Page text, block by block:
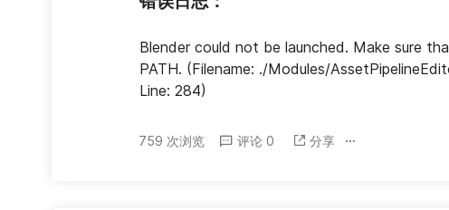
Blender could not be launched. Make sure
PATH. (Filename: ./Modules/
Line: 284)
759 次浏览 评论 0 分享